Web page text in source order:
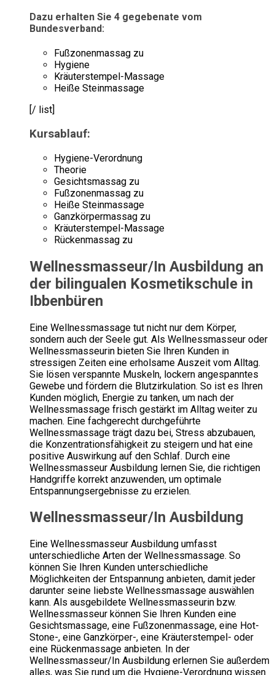
Dazu erhalten Sie 4 gegebenate vom
Bundesverband:
Fußzonenmassag zu
Hygiene
Kräuterstempel-Massage
Heiße Steinmassage
[/ list]
Kursablauf:
Hygiene-Verordnung
Theorie
Gesichtsmassag zu
Fußzonenmassag zu
Heiße Steinmassage
Ganzkörpermassag zu
Kräuterstempel-Massage
Rückenmassag zu
Wellnessmasseur/In Ausbildung an
der bilingualen Kosmetikschule in
Ibbenbüren
Eine Wellnessmassage tut nicht nur dem Körper,
sondern auch der Seele gut. Als Wellnessmasseur oder
Wellnessmasseurin bieten Sie Ihren Kunden in
stressigen Zeiten eine erholsame Auszeit vom Alltag.
Sie lösen verspannte Muskeln, lockern angespanntes
Gewebe und fördern die Blutzirkulation. So ist es Ihren
Kunden möglich, Energie zu tanken, um nach der
Wellnessmassage frisch gestärkt im Alltag weiter zu
machen. Eine fachgerecht durchgeführte
Wellnessmassage trägt dazu bei, Stress abzubauen,
die Konzentrationsfähigkeit zu steigern und hat eine
positive Auswirkung auf den Schlaf. Durch eine
Wellnessmasseur Ausbildung lernen Sie, die richtigen
Handgriffe korrekt anzuwenden, um optimale
Entspannungsergebnisse zu erzielen.
Wellnessmasseur/In Ausbildung
Eine Wellnessmasseur Ausbildung umfasst
unterschiedliche Arten der Wellnessmassage. So
können Sie Ihren Kunden unterschiedliche
Möglichkeiten der Entspannung anbieten, damit jeder
darunter seine liebste Wellnessmassage auswählen
kann. Als ausgebildete Wellnessmasseurin bzw.
Wellnessmasseur können Sie Ihren Kunden eine
Gesichtsmassage, eine Fußzonenmassage, eine Hot-
Stone-, eine Ganzkörper-, eine Kräuterstempel- oder
eine Rückenmassage anbieten. In der
Wellnessmasseur/In Ausbildung erlernen Sie außerdem
alles, was Sie rund um die Hygiene-Verordnung wissen